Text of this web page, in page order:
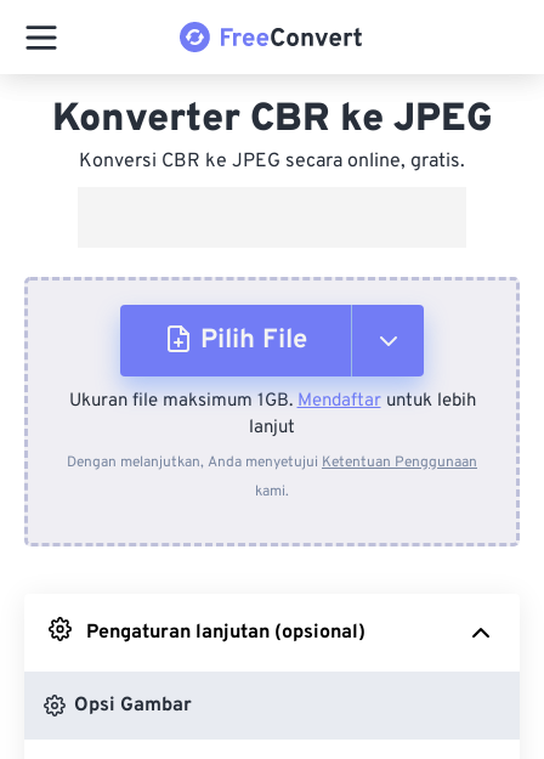
Konverter CBR ke JPEG
Konversi CBR ke JPEG secara online, gratis.
Pilih File
Dari Perangkat
Dari Dropbox
Ukuran file maksimum 1GB.Mendaftaruntuk lebih
lanjut
Dengan melanjutkan, Anda menyetujui Ketentuan Penggunaan
kami.
Pengaturan lanjutan (opsional)
Opsi Gambar